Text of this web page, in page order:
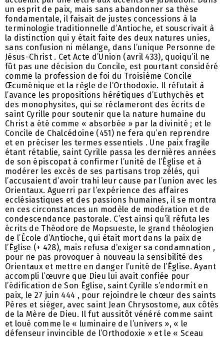
un esprit de paix, mais sans abandonner sa thèse
fondamentale, il faisait de justes concessions à la
terminologie traditionnelle d’Antioche, et souscrivait à
la distinction qui y était faite des deux natures unies,
sans confusion ni mélange, dans l’unique Personne de
Jésus-Christ . Cet Acte d’Union (avril 433), quoiqu’il ne
fût pas une décision du Concile, est pourtant considéré
comme la profession de foi du Troisième Concile
Œcuménique et la règle de l’Orthodoxie. Il réfutait à
l’avance les propositions hérétiques d’Euthychès et
des monophysites, qui se réclameront des écrits de
saint Cyrille pour soutenir que la nature humaine du
Christ a été comme « absorbée » par la divinité ; et le
Concile de Chalcédoine (451) ne fera qu’en reprendre
et en préciser les termes essentiels . Une paix fragile
étant rétablie, saint Cyrille passa les dernières années
de son épiscopat à confirmer l’unité de l’Église et à
modérer les excès de ses partisans trop zélés, qui
l’accusaient d’avoir trahi leur cause par l’union avec les
Orientaux. Aguerri par l’expérience des affaires
ecclésiastiques et des passions humaines, il se montra
en ces circonstances un modèle de modération et de
condescendance pastorale. C’est ainsi qu’il réfuta les
écrits de Théodore de Mopsueste, le grand théologien
de l’École d’Antioche, qui était mort dans la paix de
l’Église (+ 428), mais refusa d’exiger sa condamnation ,
pour ne pas provoquer à nouveau la sensibilité des
Orientaux et mettre en danger l’unité de l’Église. Ayant
accompli l’œuvre que Dieu lui avait confiée pour
l’édification de Son Église, saint Cyrille s’endormit en
paix, le 27 juin 444 , pour rejoindre le chœur des saints
Pères et siéger, avec saint Jean Chrysostome, aux côtés
de la Mère de Dieu. Il fut aussitôt vénéré comme saint
et loué comme le « luminaire de l’univers », « le
défenseur invincible de l’Orthodoxie » et le « Sceau